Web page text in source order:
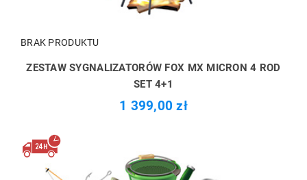
BRAK PRODUKTU
ZESTAW SYGNALIZATORÓW FOX MX MICRON 4 ROD
SET 4+1
1 399,00 zł